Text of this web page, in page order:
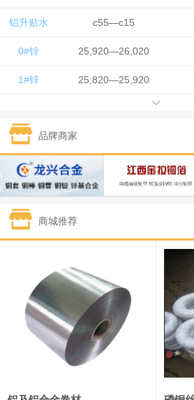
铝升贴水 c55—c15
0#锌 25,920—26,020
1#锌 25,820—25,920
1#锡 434,000—436,000
1#镍 129,550—130,750
1#白银 15,100—15,110
钯金
89,000—95,000
2#锑 85,000—91,000
1#镁 17,000—18,000
18,900—19,100
1#电解锰(99.7%袋装) 18,000—18,200
品牌商家
商城推荐